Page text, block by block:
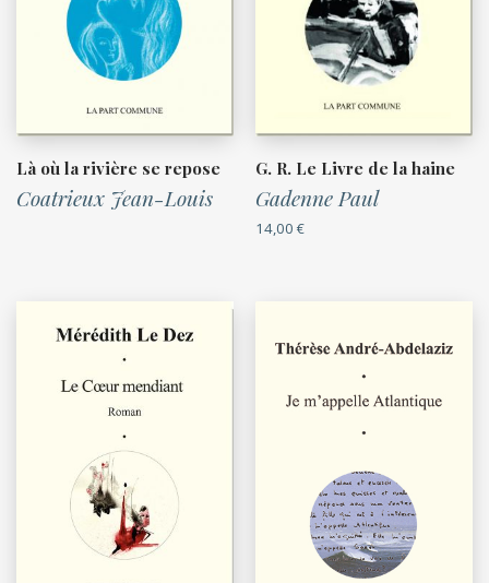
Là où la rivière se repose
Coatrieux Jean-Louis
G. R. Le Livre de la haine
Gadenne Paul
14,00 €